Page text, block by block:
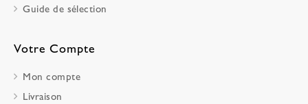
Guide de sélection
Votre Compte
Mon compte
Livraison